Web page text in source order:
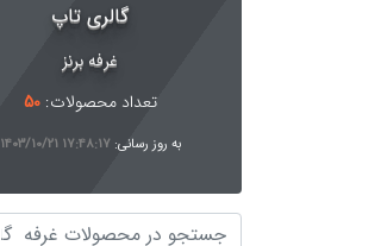
گالری تاپ
غرفه برنز
تعداد محصولات:50
به روز رسانی: ۱۴۰۳/۱۰/۲۱ ۱۷:۴۸:۱۷